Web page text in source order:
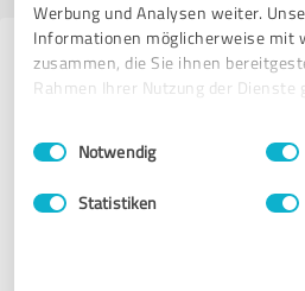
Werbung und Analysen weiter.
Informationen möglicherweise mit
zusammen, die Sie ihnen
Rahmen Ihrer Nutzung der Dienste
Impressum
Einwilligungsauswahl
Notwendig
Statistiken
Erfahrungen
Anbietern aus
acterience management partners